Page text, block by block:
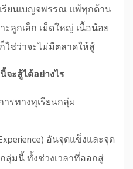
ยนเบญจพรรณ แพ้ทุกด้าน
ะลูกเล็ก เม็ดใหญ่ เนื้อน้อย
ช่ว่าจะไม่มีตลาดให้สู้
จะสู้ได้อย่างไร
รทางทุเรียนกลุ่ม
อันจุดแข็งและจุด
ลุ่มนี้ ทั้งช่วงเวลาที่ออกสู่